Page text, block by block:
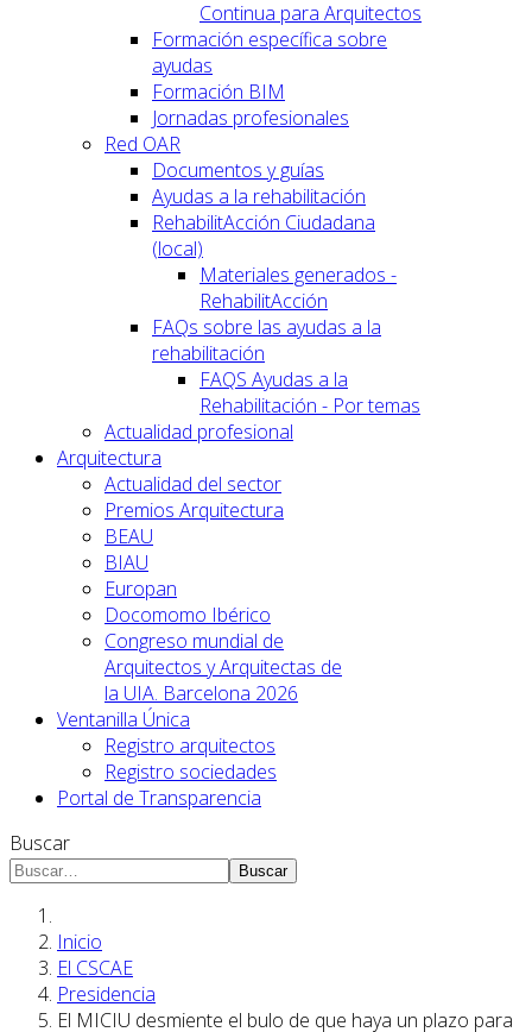
Continua para Arquitectos
Formación específica sobre
ayudas
Formación BIM
Jornadas profesionales
Red OAR
Documentos y guías
Ayudas a la rehabilitación
RehabilitAcción Ciudadana
(local)
Materiales generados -
RehabilitAcción
FAQs sobre las ayudas a la
rehabilitación
FAQS Ayudas a la
Rehabilitación - Por temas
Actualidad profesional
Arquitectura
Actualidad del sector
Premios Arquitectura
BEAU
BIAU
Europan
Docomomo Ibérico
Congreso mundial de
Arquitectos y Arquitectas de
la UIA. Barcelona 2026
Ventanilla Única
Registro arquitectos
Registro sociedades
Portal de Transparencia
Buscar
Buscar
Inicio
El CSCAE
Presidencia
El MICIU desmiente el bulo de que haya un plazo para